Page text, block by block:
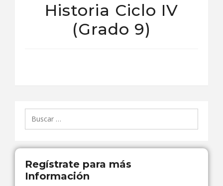
Historia Ciclo IV
(Grado 9)
Regístrate para más
Información